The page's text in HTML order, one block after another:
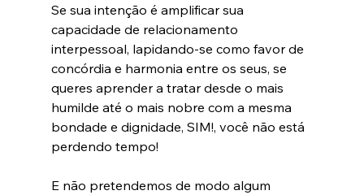
Se sua intenção é amplificar sua
capacidade de relacionamento
interpessoal, lapidando-se como favor de
concórdia e harmonia entre os seus, se
queres aprender a tratar desde o mais
humilde até o mais nobre com a mesma
bondade e dignidade, SIM!, você não está
perdendo tempo!
E não pretendemos de modo algum